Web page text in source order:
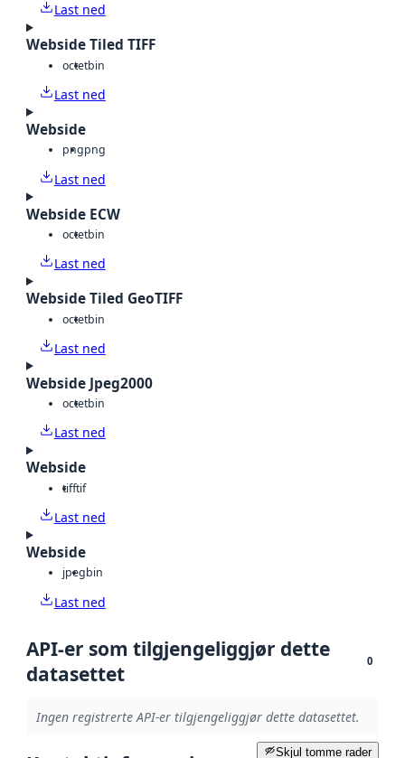
Last ned
Webside Tiled TIFF
octetbin
Last ned
Webside
pngpng
Last ned
Webside ECW
octetbin
Last ned
Webside Tiled GeoTIFF
octetbin
Last ned
Webside Jpeg2000
octetbin
Last ned
Webside
tifftif
Last ned
Webside
jpegbin
Last ned
API-er som tilgjengeliggjør dette
datasettet
0
Ingen registrerte API-er tilgjengeliggjør dette datasettet.
Skjul tomme rader